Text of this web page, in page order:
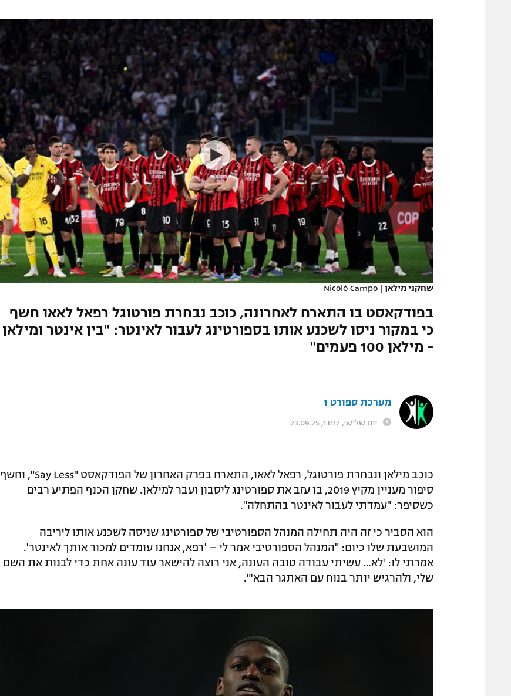
תקנון משתתפים וזוכים בפרסים
תקנון עבור פעילות אלקטרה
תקנון עבור פעילות ספורט 1 – "מרלן"
מדיניות פרטיות
תקנון פעילות ספורט 1
רשיון להקרנה פומבית לבית עסק
הצטרפות לחבילת הערוצים
לוח דרושים – ג'ובנט
תגיות
המגזין
הפועל תל אביב
הפועל חיפה
הפועל באר שבע
מכבי נתניה
בני יהודה
ליגה סינית
ליגה ברזילאית
ליגות נוספות
שחקני מילאן |
Nicolò Campo
בפודקאסט בו התארח לאחרונה, כוכב נבחרת פורטוגל רפאל לאאו חשף
כי במקור ניסו לשכנע אותו בספורטינג לעבור לאינטר: "בין אינטר ומילאן
- מילאן 100 פעמים"
מערכת ספורט 1
יום שלישי, 13:17, 23.09.25
כוכב מילאן ונבחרת פורטוגל, רפאל לאאו, התארח בפרק האחרון של הפודקאסט "Say Less", וחשף
סיפור מעניין מקיץ 2019, בו עזב את ספורטינג ליסבון ועבר למילאן. שחקן הכנף הפתיע רבים
כשסיפר: "עמדתי לעבור לאינטר בהתחלה".
הוא הסביר כי זה היה תחילה המנהל הספורטיבי של ספורטינג שניסה לשכנע אותו ליריבה
המושבעת שלו כיום: "המנהל הספורטיבי אמר לי – 'רפא, אנחנו עומדים למכור אותך לאינטר'.
אמרתי לו: 'לא… עשיתי עבודה טובה העונה, אני רוצה להישאר עוד עונה אחת כדי לבנות את השם
שלי, ולהרגיש יותר בנוח עם האתגר הבא'".